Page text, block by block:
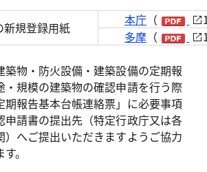
規登録用紙 本庁 （
多摩 （
物・防火設備・建築設備の定期報
・規模の建築物の確認申請を行う際
期報告基本台帳連絡票」に必要事項
申請書の提出先（特定行政庁又は各
）へご提出いただきますようご協力
。